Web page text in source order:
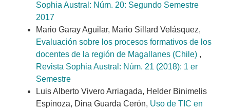
Sophia Austral: Núm. 20: Segundo Semestre
2017
Mario Garay Aguilar, Mario Sillard Velásquez,
Evaluación sobre los procesos formativos de los
docentes de la región de Magallanes (Chile) ,
Revista Sophia Austral: Núm. 21 (2018): 1 er
Semestre
Luis Alberto Vivero Arriagada, Helder Binimelis
Espinoza, Dina Guarda Cerón, Uso de TIC en